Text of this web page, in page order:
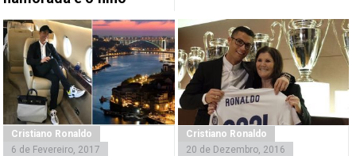
Cristiano Ronaldo
6 de Fevereiro, 2017
Cristiano Ronaldo
20 de Dezembro, 2016